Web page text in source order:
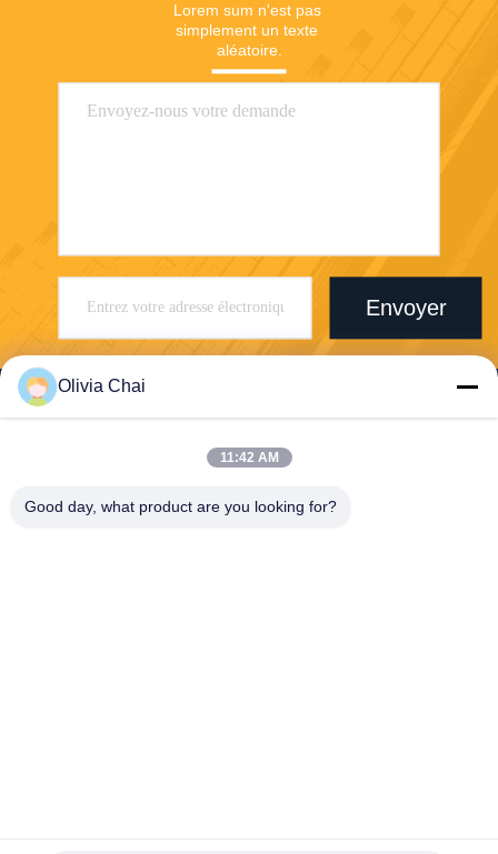
Lorem sum n'est pas
simplement un texte
aléatoire.
Envoyer
Technology Co. Ltd
Olivia Chai
11:42 AM
Good day, what product are you looking for?